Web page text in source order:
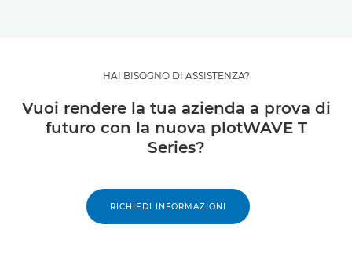
HAI BISOGNO DI ASSISTENZA?
Vuoi rendere la tua azienda a prova di
futuro con la nuova plotWAVE T
Series?
RICHIEDI INFORMAZIONI